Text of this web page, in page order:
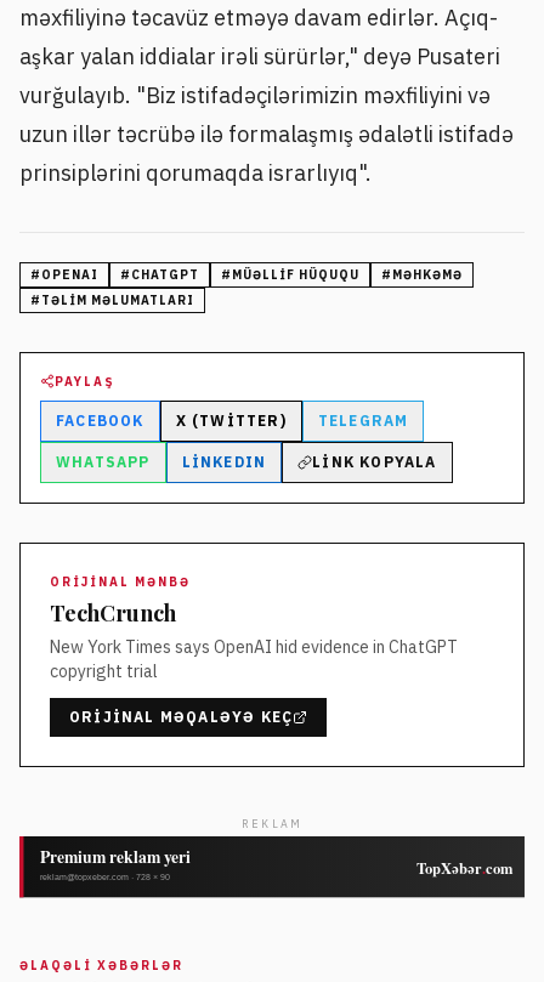
məxfiliyinə təcavüz etməyə davam edirlər. Açıq-
aşkar yalan iddialar irəli sürürlər," deyə Pusateri
vurğulayıb. "Biz istifadəçilərimizin məxfiliyini və
uzun illər təcrübə ilə formalaşmış ədalətli istifadə
prinsiplərini qorumaqda israrlıyıq".
# OPENAI # CHATGPT # MÜƏLLIF HÜQUQU # MƏHKƏMƏ
# TƏLIM MƏLUMATLARI
PAYLAŞ
FACEBOOK X (TWITTER) TELEGRAM
WHATSAPP LINKEDIN LINK KOPYALA
ORIJINAL MƏNBƏ
TechCrunch
New York Times says OpenAI hid evidence in ChatGPT
copyright trial
ORIJINAL MƏQALƏYƏ KEÇ
REKLAM
ƏLAQƏLI XƏBƏRLƏR